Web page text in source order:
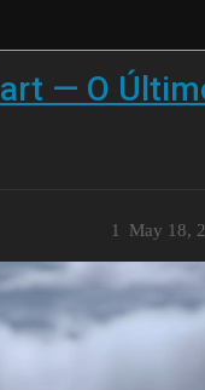
— O
May 18,
1